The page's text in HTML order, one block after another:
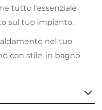
tutto l'essenziale
sul tuo impianto.
nel tuo
con stile, in bagno